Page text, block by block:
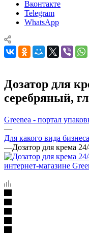
Вконтакте
Telegram
WhatsApp
Дозатор для
серебряный,
Greenea - портал
—
Для какого вида бизнеса
—Дозатор для крема